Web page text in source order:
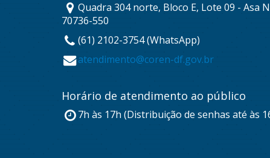
Quadra 304 norte, Bloco E, Lote 09 - Asa
70736-550
(61) 2102-3754 (WhatsApp)
atendimento@coren-df.gov.br
Horário de atendimento ao público
7h às 17h (Distribuição de senhas até às